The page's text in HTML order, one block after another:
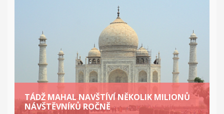
TÁDŽ MAHAL NAVŠTÍVÍ NĚKOLIK MILIONŮ
NÁVŠTĚVNÍKŮ ROČNĚ